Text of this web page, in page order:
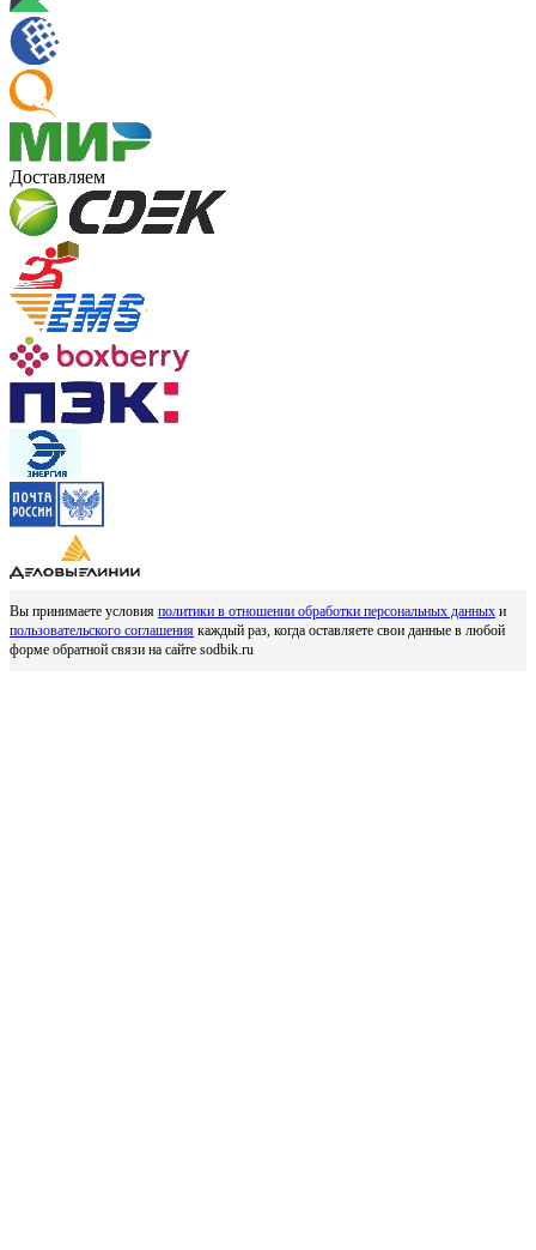
Доставляем
Вы принимаете условия политики в отношении обработки персональных данных и
пользовательского соглашения каждый раз, когда оставляете свои данные в любой
форме обратной связи на сайте sodbik.ru